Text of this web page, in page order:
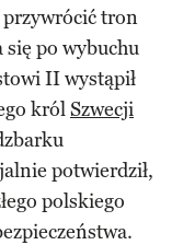
przywrócić tron
się po wybuchu
II wystąpił
królSzwecji
potwierdził,
polskiego